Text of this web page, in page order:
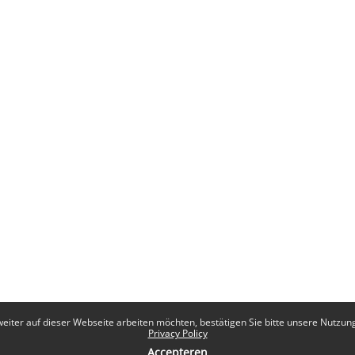
auf dieser Webseite arbeiten möchten, bestätigen Sie bitte unsere
Privacy Policy